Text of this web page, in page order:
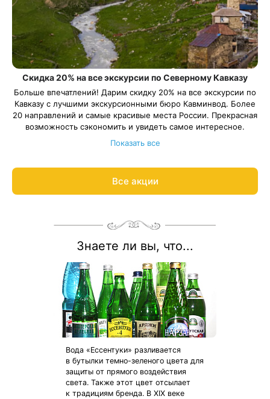
Скидка 20% на все экскурсии по Северному Кавказу
Больше впечатлений! Дарим скидку 20% на все экскурсии по
Кавказу с лучшими экскурсионными бюро Кавминвод. Более
20 направлений и самые красивые места России. Прекрасная
возможность сэкономить и увидеть самое интересное.
Подробнее об акции
С теплом и заботой, Курорт26.ру
Показать все
Все акции
Знаете ли вы, что...
Вода «Ессентуки» разливается
в бутылки темно-зеленого цвета для
защиты от прямого воздействия
света. Также этот цвет отсылает
к традициям бренда. В XIX веке